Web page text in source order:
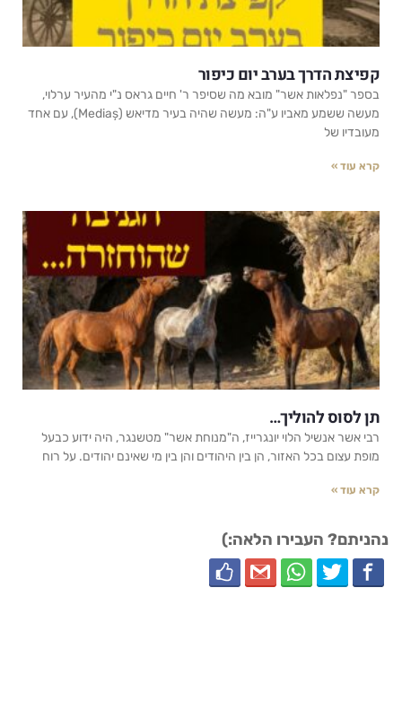
קפיצת הדרך בערב יום כיפור
בספר "נפלאות אשר" מובא מה שסיפר ר' חיים גראס נ"י מהעיר ערלוי,
מעשה ששמע מאביו ע"ה: מעשה שהיה בעיר מדיאש (Mediaș), עם אחד
מעובדיו של
קרא עוד »
תן לסוס להוליך…
רבי אשר אנשיל הלוי יונגרייז, ה"מנוחת אשר" מטשנגר, היה ידוע כבעל
מופת עצום בכל האזור, הן בין היהודים והן בין מי שאינם יהודים. על רוח
קרא עוד »
נהניתם? העבירו הלאה:)